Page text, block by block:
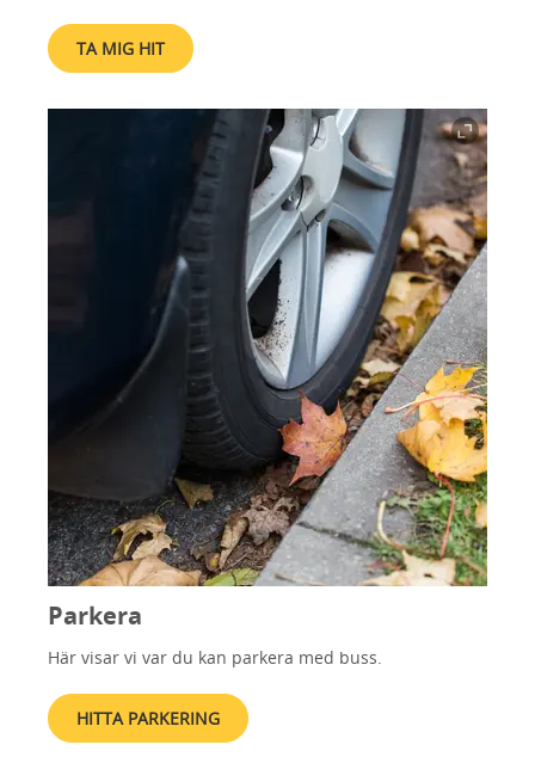
TA MIG HIT
Parkera
Här visar vi var du kan parkera med buss.
HITTA PARKERING